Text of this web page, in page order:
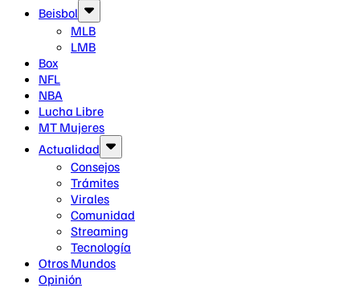
Beisbol
MLB
LMB
Box
NFL
NBA
Lucha Libre
MT Mujeres
Actualidad
Consejos
Trámites
Virales
Comunidad
Streaming
Tecnología
Otros Mundos
Opinión